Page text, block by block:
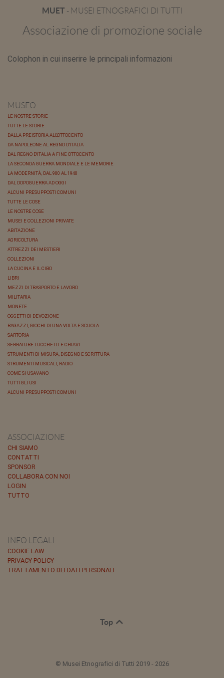
MUET - MUSEI ETNOGRAFICI DI TUTTI
Associazione di promozione sociale
Colophon in cui inserire le principali informazioni
MUSEO
LE NOSTRE STORIE
TUTTE LE STORIE
DALLA PREISTORIA ALL'OTTOCENTO
DA NAPOLEONE AL REGNO D'ITALIA
DAL REGNO D'ITALIA A FINE OTTOCENTO
LA SECONDA GUERRA MONDIALE E LE MEMORIE
LA MODERNITÀ, DAL 900 AL 1940
DAL DOPOGUERRA AD OGGI
ALCUNI PRESUPPOSTI COMUNI
TUTTE LE COSE
LE NOSTRE COSE
MUSEI E COLLEZIONI PRIVATE
ABITAZIONE
AGRICOLTURA
ATTREZZI DEI MESTIERI
COLLEZIONI
LA CUCINA E IL CIBO
LIBRI
MEZZI DI TRASPORTO E LAVORO
MILITARIA
MONETE
OGGETTI DI DEVOZIONE
RAGAZZI, GIOCHI DI UNA VOLTA E SCUOLA
SARTORIA
SERRATURE LUCCHETTI E CHIAVI
STRUMENTI DI MISURA, DISEGNO E SCRITTURA
STRUMENTI MUSICALI, RADIO
COME SI USAVANO
TUTTI GLI USI
ALCUNI PRESUPPOSTI COMUNI
ASSOCIAZIONE
CHI SIAMO
CONTATTI
SPONSOR
COLLABORA CON NOI
LOGIN
TUTTO
INFO LEGALI
COOKIE LAW
PRIVACY POLICY
TRATTAMENTO DEI DATI PERSONALI
Top
© Musei Etnografici di Tutti 2019 - 2026